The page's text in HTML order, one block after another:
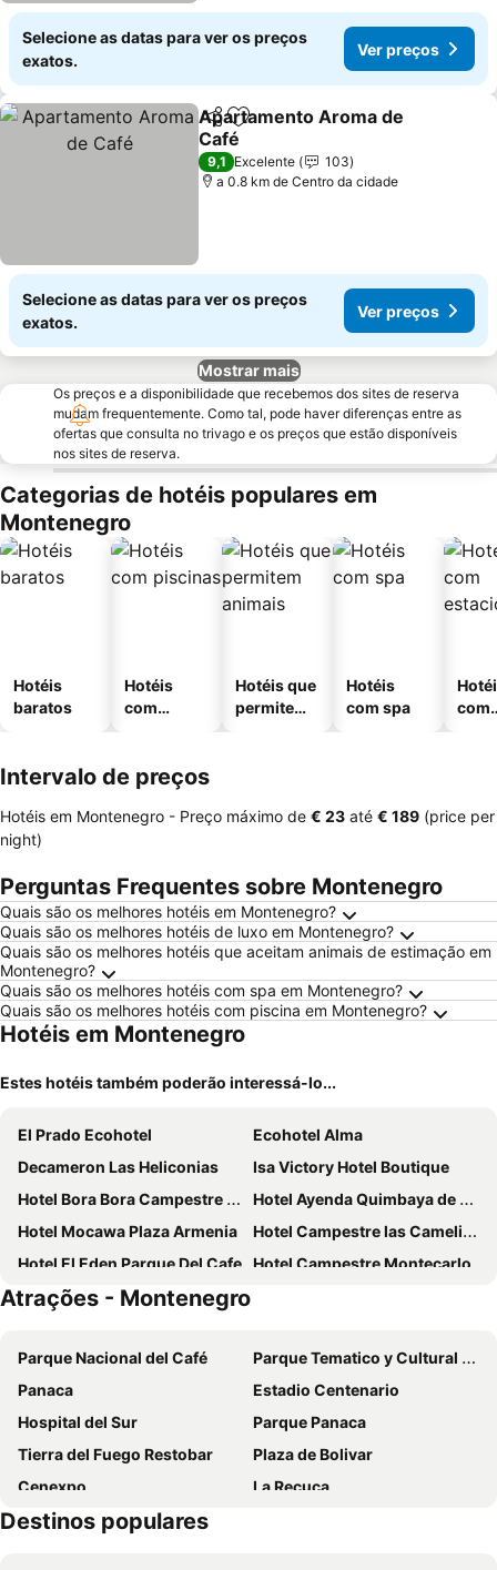
Selecione as datas para ver os preços
exatos.
Ver preços
PartilharAdicionar aos favoritos
Apartamento Aroma de
Café
Ver preços
9,1 Excelente
103
a 0.8 km de Centro da cidade
Selecione as datas para ver os preços
exatos.
Ver preços
Mostrar mais
Os preços e a disponibilidade que recebemos dos sites de reserva
mudam frequentemente. Como tal, pode haver diferenças entre as
ofertas que consulta no trivago e os preços que estão disponíveis
nos sites de reserva.
Categorias de hotéis populares em
Montenegro
Hotéis
baratos
Hotéis
com
Hotéis que
permitem
Hotéis
com spa
com
Intervalo de preços
Hotéis em Montenegro - Preço máximo de ‎€ 23 até ‎€ 189 (price per
night)
Perguntas Frequentes sobre Montenegro
Quais são os melhores hotéis em Montenegro?
Quais são os melhores hotéis de luxo em Montenegro?
Quais são os melhores hotéis que aceitam animais de estimação em
Montenegro?
Quais são os melhores hotéis com spa em Montenegro?
Quais são os melhores hotéis com piscina em Montenegro?
Hotéis em Montenegro
Estes hotéis também poderão interessá-lo...
El Prado Ecohotel
Ecohotel Alma
Decameron Las Heliconias
Isa Victory Hotel Boutique
Hotel Bora Bora Campestre Los Mangos
Hotel Ayenda Quimbaya de Oro 1903
Hotel Mocawa Plaza Armenia
Hotel Campestre las Camelias
Hotel El Eden Parque Del Cafe Hotel Campestre Montecarlo
Hotel campestre las camelias
El Edén Country hotel y Club Residencial
MuchoSur Filandia
Casa Hotel El Compadre
Hotel Mirador Las Palmas
Atrações - Montenegro
Parque Nacional del Café
Parque Tematico y Cultural Los Arrieros
Panaca
Estadio Centenario
Hospital del Sur
Parque Panaca
Tierra del Fuego Restobar
Plaza de Bolivar
Cenexpo
La Recuca
Expofuturo
Destinos populares